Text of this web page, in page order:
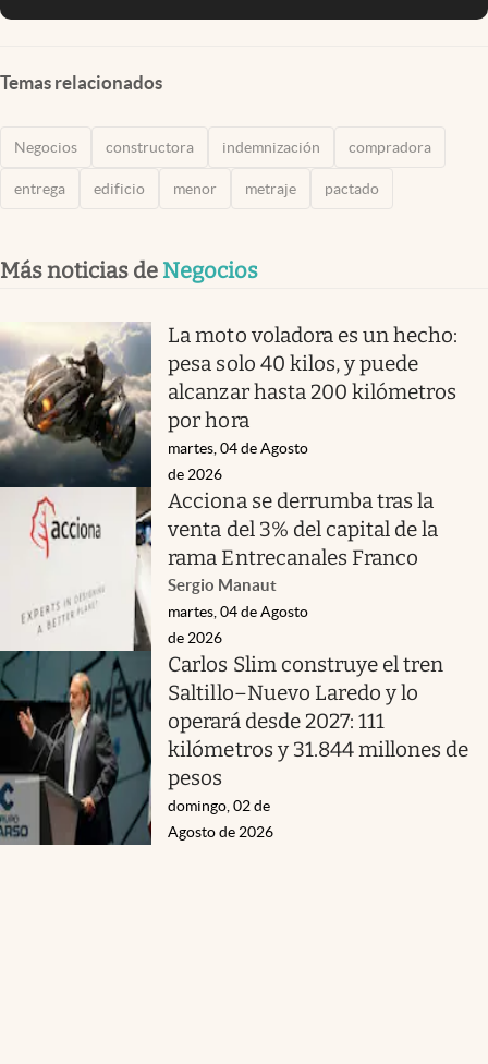
Temas relacionados
Negocios constructora indemnización compradora
entrega edificio menor metraje pactado
Más noticias de Negocios
La moto voladora es un hecho:
pesa solo 40 kilos, y puede
alcanzar hasta 200 kilómetros
por hora
martes, 04 de Agosto
de 2026
Acciona se derrumba tras la
venta del 3% del capital de la
rama Entrecanales Franco
Sergio Manaut
martes, 04 de Agosto
de 2026
Carlos Slim construye el tren
Saltillo–Nuevo Laredo y lo
operará desde 2027: 111
kilómetros y 31.844 millones de
pesos
domingo, 02 de
Agosto de 2026